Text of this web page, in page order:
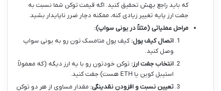
که باید راجع بهش تحقیق کنید. اگه قیمت توکن شما نسبت به
جفت ارز پایه تغییر زیادی کنه، ممکنه دچار ضرر ناپایدار بشید.
مراحل عملیاتی (مثلاً در یونی سواپ):
اتصال کیف پول: کیف پول متامسک تون رو به یونی سواپ
وصل کنید.
انتخاب جفت ارز: توکن خودتون رو با یه ارز دیگه (که معمولاً
استیبل کوین یا ETH هست) جفت کنید.
تعیین نسبت و افزودن نقدینگی: مقدار مساوی از هر دو توکن